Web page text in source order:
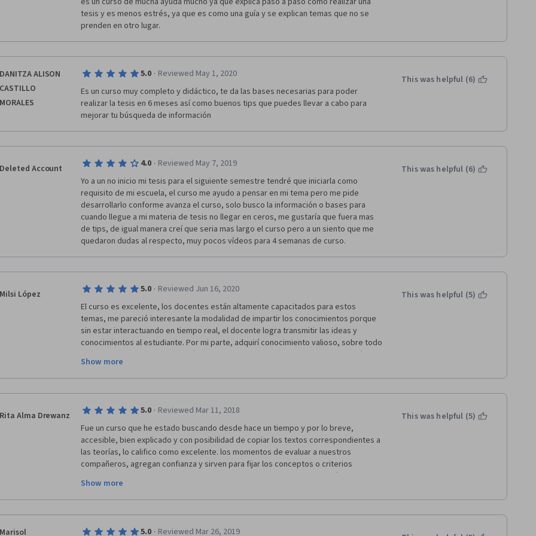
e
o
u
n
m
u
y
buen
tesis y es menos estrés, ya que es como una guía y se explican temas que no se
prenden en otro lugar.
DANITZA ALISON
CASTILLO
MORALES
5.0 · Reviewed May 1, 2020
Es un curso muy completo y didáctico, te da las bases necesarias para poder
realizar la tesis en 6 meses así como buenos tips que puedes llevar a cabo para
mejorar tu búsqueda de información
This was helpful (6)
Deleted Account 4.0 · Reviewed May 7, 2019
Yo a un no inicio mi tesis para el siguiente semestre tendré que iniciarla como
requisito de mi escuela, el curso me ayudo a pensar en mi tema pero me pide
desarrollarlo conforme avanza el curso, solo busco la información o bases para
cuando llegue a mi materia de tesis no llegar en ceros, me gustaría que fuera mas
de tips, de igual manera creí que seria mas largo el curso pero a un siento que me
quedaron dudas al respecto, muy pocos vídeos para 4 semanas de curso.
This was helpful (6)
Milsi López 5.0 · Reviewed Jun 16, 2020
El curso es excelente, los docentes están altamente capacitados para estos
temas, me pareció interesante la modalidad de impartir los conocimientos porque
sin estar interactuando en tiempo real, el docente logra transmitir las ideas y
conocimientos al estudiante. Por mi parte, adquirí conocimiento valioso, sobre todo
en responsabilidad, organización y puntualidad, son aspectos que puse en práctica
para lograr finalizar con este curso. Muchísimas gracias por el espacio y
oportunidad que dan a los tesistas, es un apoyo enorme el que realizan con esta
modalidad, muchas veces no preguntamos con otras personas por temor a las
cada tarea y cada punto de vista enriquece el desarrollo de la investigación. Muy
agradecida,
Milsi López
Show more
This was helpful (5)
Rita Alma Drewanz 5.0 · Reviewed Mar 11, 2018
Fue un curso que he estado buscando desde hace un tiempo y por lo breve,
accesible, bien explicado y con posibilidad de copiar los textos correspondientes a
las teorías, lo califico como excelente. los momentos de evaluar a nuestros
compañeros, agregan confianza y sirven para fijar los conceptos o criterios
aprendidos.  Muy agradecida por esta oportunidad de cursado y elegiré otro
curso...proximamente.  Las devoluciones de cada semana fueron un incentivo y
ayudan a crecer. Fue un placer tomar parte de este curso. Felicitaciones por brindar
este servicio, abierto a todo el mundo!! Sigan Adelante!!
Show more
This was helpful (5)
Marisol 5.0 · Reviewed Mar 26, 2019